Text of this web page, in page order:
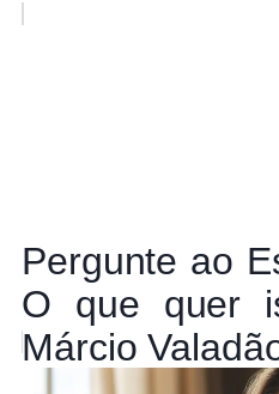
Pergunte ao
O que quer
Márcio